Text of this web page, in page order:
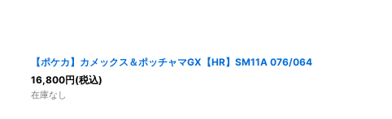
【ポケカ】カメックス＆ポッチャマGX【HR】SM11A 076/064
16,800円(税込)
在庫なし